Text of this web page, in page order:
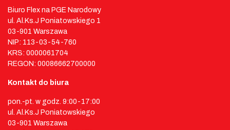
Biuro Flex na PGE Narodowy
ul. Al.Ks.J Poniatowskiego 1
03-901 Warszawa
NIP: 113-03-54-760
KRS: 0000061704
REGON: 00086662700000
Kontakt do biura
pon.-pt. w godz. 9:00-17:00
ul. Al.Ks.J Poniatowskiego
03-901 Warszawa